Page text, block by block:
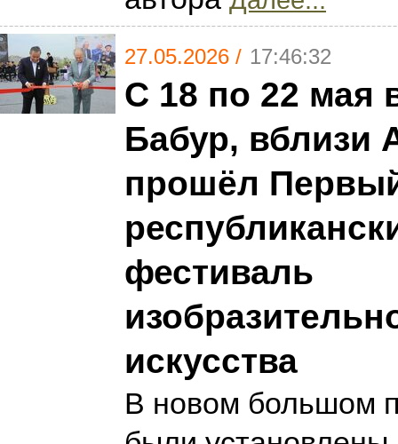
27.05.2026 / 17:46:32
С 18 по 22 мая
Бабур, вблизи
прошёл
фестиваль
искусства
В новом большом